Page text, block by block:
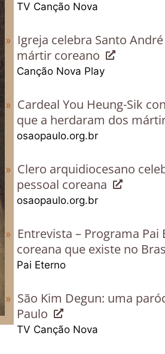
TV Canção Nova
Igreja celebra Santo
mártir coreano
Canção Nova Play
Cardeal You Heung-Sik
que a herdaram dos
osaopaulo.org.br
Clero arquidiocesano
pessoal coreana
osaopaulo.org.br
Entrevista – Programa
coreana que existe no
Pai Eterno
São Kim Degun: uma
Paulo
TV Canção Nova